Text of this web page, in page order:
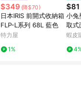
$349 (降$70)
日本IRIS 前開式收納箱
FLP-L系列 68L 藍色
特力屋
1%
$81
小兔
取式
無痕
平面
蝦皮